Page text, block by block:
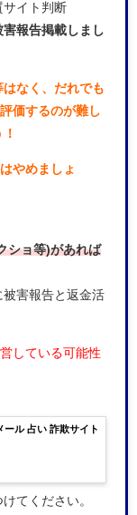
サイト判断
報告掲載しまし
なく、だれでも
価するのが難し
やめましょ
ショ等)があれば
被害報告と返金活
している可能性
ル 占い 詐欺サイト
てください。